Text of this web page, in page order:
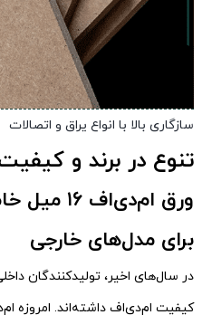
سازگاری بالا با انواع یراق و اتصالات
تنوع در برند و
ورق
برای مدل‌های خارجی
در سال‌های اخیر، تولیدکنندگان